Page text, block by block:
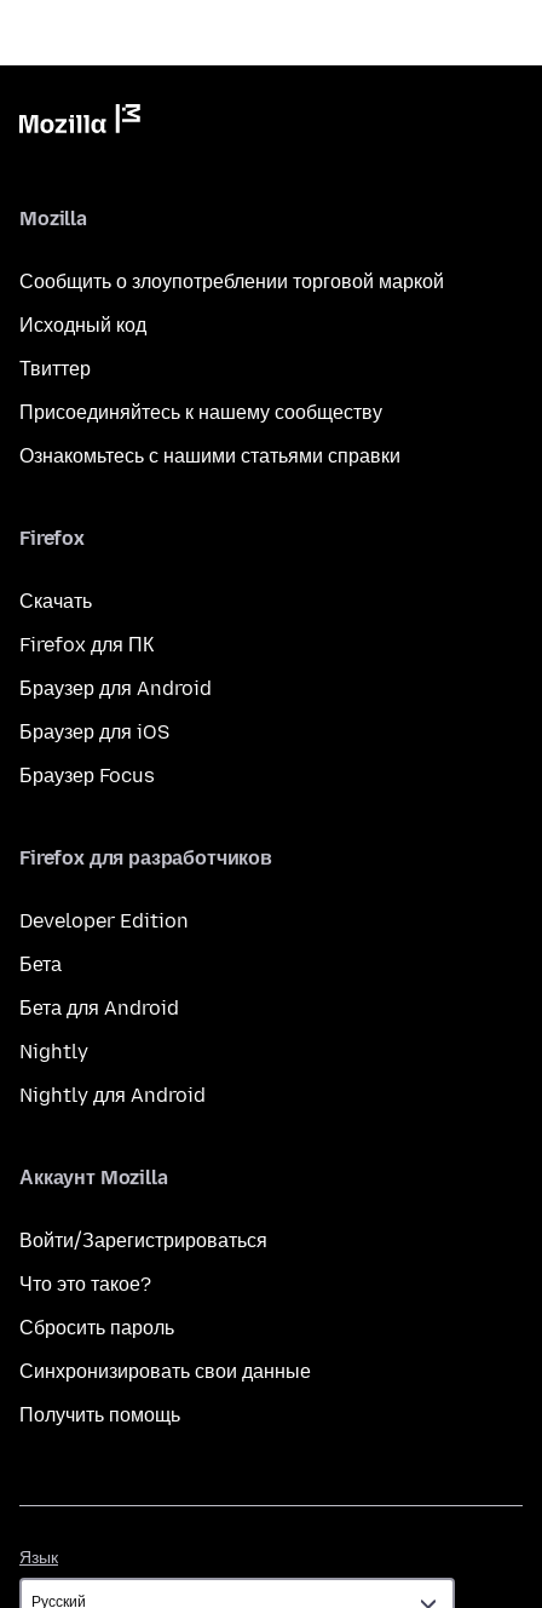
Mozilla
Сообщить о злоупотреблении торговой маркой
Исходный код
Твиттер
Присоединяйтесь к нашему сообществу
Ознакомьтесь с нашими статьями справки
Firefox
Скачать
Firefox для ПК
Браузер для Android
Браузер для iOS
Браузер Focus
Firefox для разработчиков
Developer Edition
Бета
Бета для Android
Nightly
Nightly для Android
Аккаунт Mozilla
Войти/Зарегистрироваться
Что это такое?
Сбросить пароль
Синхронизировать свои данные
Получить помощь
Язык